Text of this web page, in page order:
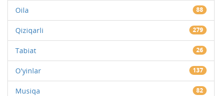
Oila 88
Qiziqarli 279
Tabiat 26
O'yinlar 137
Musiqa 82